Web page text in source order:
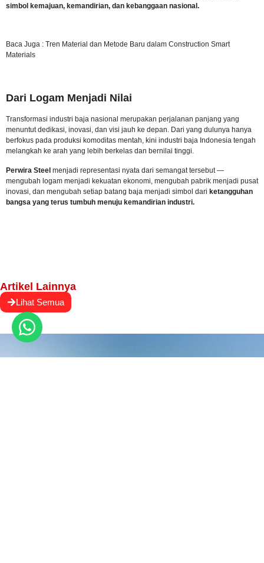
simbol kemajuan, kemandirian, dan kebanggaan nasional.
Baca Juga : Tren Material dan Metode Baru dalam Construction Smart
Materials
Dari Logam Menjadi Nilai
Transformasi industri baja nasional merupakan perjalanan panjang yang
menuntut dedikasi, inovasi, dan visi jauh ke depan. Dari yang dulunya hanya
berfokus pada produksi komoditas mentah, kini industri baja Indonesia tengah
melangkah ke arah yang lebih berkelas dan bernilai tinggi.
Perwira Steel menjadi representasi nyata dari semangat tersebut —
mengubah logam menjadi kekuatan ekonomi, mengubah pabrik menjadi pusat
inovasi, dan mengubah setiap batang baja menjadi simbol dari ketangguhan
bangsa yang terus tumbuh menuju kemandirian industri.
Artikel Lainnya
Lihat Semua